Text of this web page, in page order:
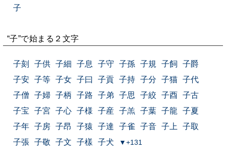
子
“子”で始まる２文字
子刻 子供 子細 子息 子守 子孫 子規 子飼
子爵
子安 子等 子女 子曰 子貢 子持 子分 子猫 子代
子僧
子婦 子柄 子路 子弟 子思 子絞 子酉 子古
子宝
子宮 子心 子様 子産 子羔 子葉 子龍
子夏
子年 子房 子昂 子猿 子達 子雀 子音 子上
子取
子張 子敬 子文 子樣 子犬 ▼+131